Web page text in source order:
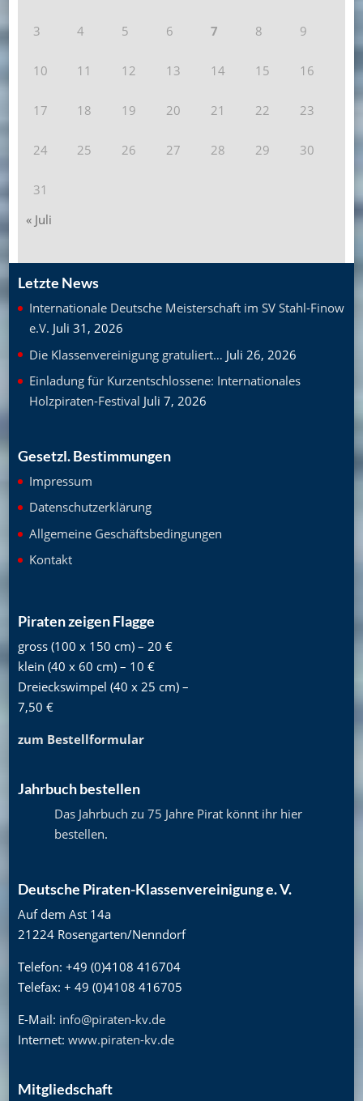
3 4 5 6 7 8 9
10 11 12 13 14 15 16
17 18 19 20 21 22 23
24 25 26 27 28 29 30
31
« Juli
Letzte News
Internationale Deutsche Meisterschaft im SV Stahl-Finow
e.V. Juli 31, 2026
Die Klassenvereinigung gratuliert… Juli 26, 2026
Einladung für Kurzentschlossene: Internationales
Holzpiraten-Festival Juli 7, 2026
Gesetzl. Bestimmungen
Impressum
Datenschutzerklärung
Allgemeine Geschäftsbedingungen
Kontakt
Piraten zeigen Flagge
gross (100 x 150 cm) – 20 €
klein (40 x 60 cm) – 10 €
Dreieckswimpel (40 x 25 cm) –
7,50 €
zum Bestellformular
Jahrbuch bestellen
Das Jahrbuch zu 75 Jahre Pirat könnt ihr hier
bestellen.
Deutsche Piraten-Klassenvereinigung e. V.
Auf dem Ast 14a
21224 Rosengarten/Nenndorf
Telefon: +49 (0)4108 416704
Telefax: + 49 (0)4108 416705
E-Mail: info@piraten-kv.de
Internet: www.piraten-kv.de
Mitgliedschaft